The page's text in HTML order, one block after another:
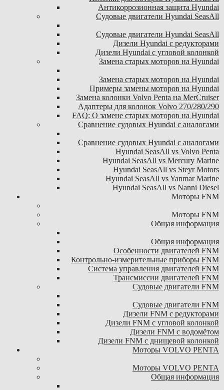
Антикоррозионная защита Hyundai
Судовые двигатели Hyundai SeasAll
Судовые двигатели Hyundai SeasAll
Дизели Hyundai с редукторами
Дизели Hyundai с угловой колонкой
Замена старых моторов на Hyundai
Замена старых моторов на Hyundai
Примеры замены моторов на Hyundai
Замена колонки Volvo Penta на MerCruiser
Адаптеры для колонок Volvo 270/280/290
FAQ: О замене старых моторов на Hyundai
Сравнение судовых Hyundai с аналогами
Сравнение судовых Hyundai с аналогами
Hyundai SeasAll vs Volvo Penta
Hyundai SeasAll vs Mercury Marine
Hyundai SeasAll vs Steyr Motors
Hyundai SeasAll vs Yanmar Marine
Hyundai SeasAll vs Nanni Diesel
Моторы FNM
Моторы FNM
Общая информация
Общая информация
Особенности двигателей FNM
Контрольно-измерительные приборы FNM
Система управления двигателей FNM
Трансмиссии двигателей FNM
Судовые двигатели FNM
Судовые двигатели FNM
Дизели FNM с редукторами
Дизели FNM с угловой колонкой
Дизели FNM с водомётом
Дизели FNM с днищевой колонкой
Моторы VOLVO PENTA
Моторы VOLVO PENTA
Общая информация